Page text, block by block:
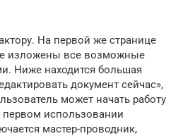
На первой же странице
изложены все возможные
Ниже находится большая
документ сейчас»,
может начать работу
первом использовании
мастер-проводник,